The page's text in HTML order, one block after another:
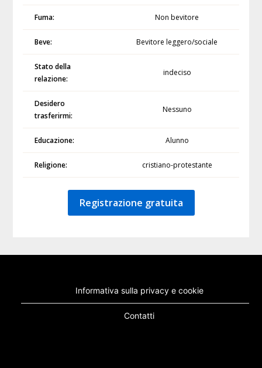
Fuma: Non bevitore
Beve: Bevitore leggero/sociale
Stato della
relazione:
indeciso
Desidero
trasferirmi:
Nessuno
Educazione: Alunno
Religione: cristiano-protestante
Registrazione gratuita
Informativa sulla privacy e cookie
Contatti